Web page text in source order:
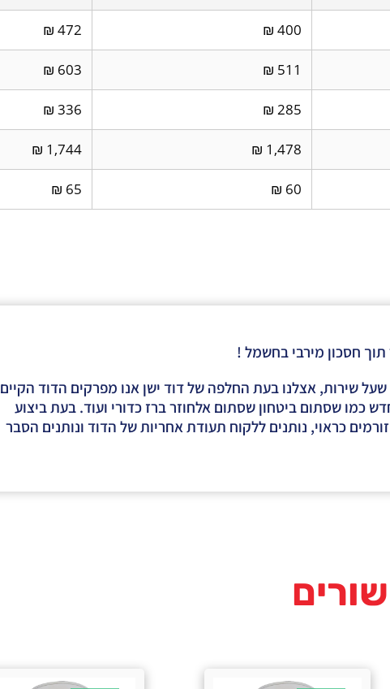
400 ₪
472 ₪
511 ₪
603 ₪
285 ₪
336 ₪
1,478 ₪
1,744 ₪
60 ₪
65 ₪
חסכון מירבי בחשמל !
שירות, אצלנו בעת החלפה של דוד ישן אנו מפרקים הדוד הקיים
כמו שסתום ביטחון שסתום אלחוזר ברז כדורי ועוד. בעת ביצוע
כראוי, נותנים ללקוח תעודת אחריות של הדוד ונותנים הסבר